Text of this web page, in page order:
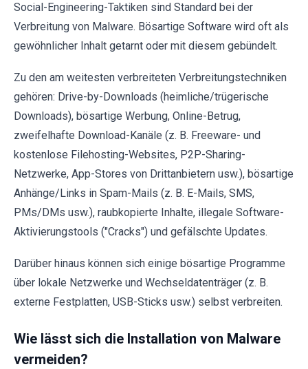
Social-Engineering-Taktiken sind Standard bei der
Verbreitung von Malware. Bösartige Software wird oft als
gewöhnlicher Inhalt getarnt oder mit diesem gebündelt.
Zu den am weitesten verbreiteten Verbreitungstechniken
gehören: Drive-by-Downloads (heimliche/trügerische
Downloads), bösartige Werbung, Online-Betrug,
zweifelhafte Download-Kanäle (z. B. Freeware- und
kostenlose Filehosting-Websites, P2P-Sharing-
Netzwerke, App-Stores von Drittanbietern usw.), bösartige
Anhänge/Links in Spam-Mails (z. B. E-Mails, SMS,
PMs/DMs usw.), raubkopierte Inhalte, illegale Software-
Aktivierungstools ("Cracks") und gefälschte Updates.
Darüber hinaus können sich einige bösartige Programme
über lokale Netzwerke und Wechseldatenträger (z. B.
externe Festplatten, USB-Sticks usw.) selbst verbreiten.
Wie lässt sich die Installation von Malware
vermeiden?